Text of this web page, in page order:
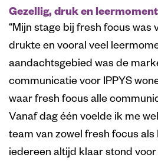
Gezellig, druk en
“Mijn stage bij fresh focus was
drukte en vooral veel
aandachtsgebied was de
communicatie voor IPPYS
waar fresh focus alle
Vanaf dag één voelde ik me
team van zowel fresh focus als
iedereen altijd klaar stond